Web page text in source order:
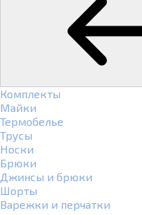
Комплекты
Майки
Термобелье
Трусы
Носки
Брюки
Джинсы и брюки
Шорты
Варежки и перчатки